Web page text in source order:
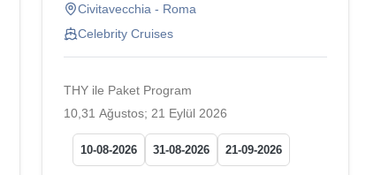
Civitavecchia - Roma
Celebrity Cruises
THY ile Paket Program
10,31 Ağustos; 21 Eylül 2026
10-08-2026 31-08-2026 21-09-2026